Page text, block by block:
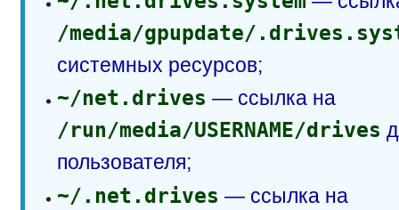
/media/gpupdate/
системных ресурсов;
~/net.drives — ссылка на
/run/media/USERNAME/drives
пользователя;
~/.net.drives — ссылка на